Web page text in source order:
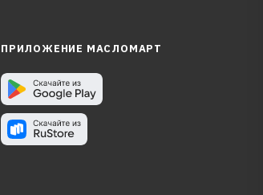
ПРИЛОЖЕНИЕ МАСЛОМАРТ